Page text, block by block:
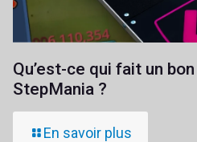
Qu’est-ce qui fait un
StepMania ?
En savoir plus